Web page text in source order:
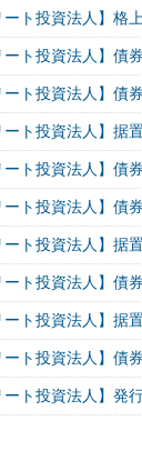
ート投資法人】
ート投資法人】債
ート投資法人】債
ート投資法人】
ート投資法人】債
ート投資法人】債
ート投資法人】据
ート投資法人】債
ート投資法人】据
ート投資法人】債
ート投資法人】発